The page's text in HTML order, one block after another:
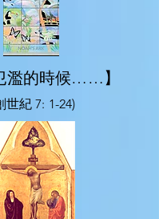
濫的時候……】
世紀 7: 1-24)